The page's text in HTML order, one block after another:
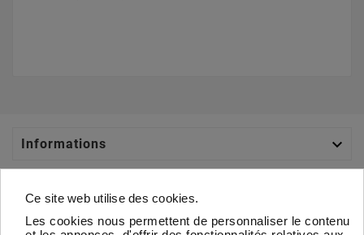
Informations 
Votre Compte 
Ce site web utilise des cookies.
Les cookies nous permettent de personnaliser le contenu